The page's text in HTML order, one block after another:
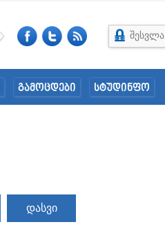
შესვლა
გამოცდები სტუდინფო